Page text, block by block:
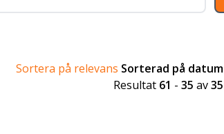
Sortera på relevans Sorterad på datum
Resultat 61 -35 av35